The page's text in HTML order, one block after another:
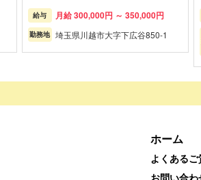
給与 月給 300,000円 ～ 350,000円
勤務地 埼玉県川越市大字下広谷850-1
ホーム
よくある
お問い合わ